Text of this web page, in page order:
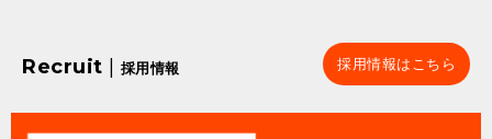
Recruit 採用情報 採用情報はこちら